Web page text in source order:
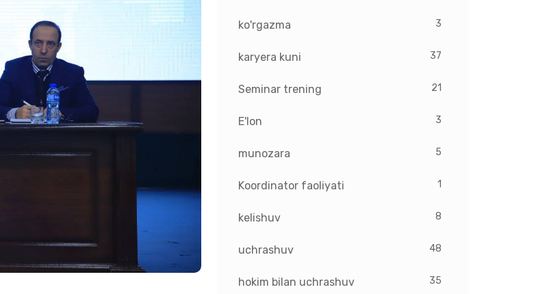
ko'rgazma 3
karyera kuni 37
Seminar trening 21
E'lon 3
munozara 5
Koordinator faoliyati 1
kelishuv 8
uchrashuv 48
hokim bilan uchrashuv 35